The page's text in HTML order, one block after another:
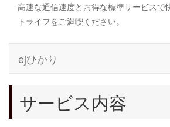
高速な通信速度とお得な標準サービスで
トライフをご満喫ください。
ejひかり
サービス内容